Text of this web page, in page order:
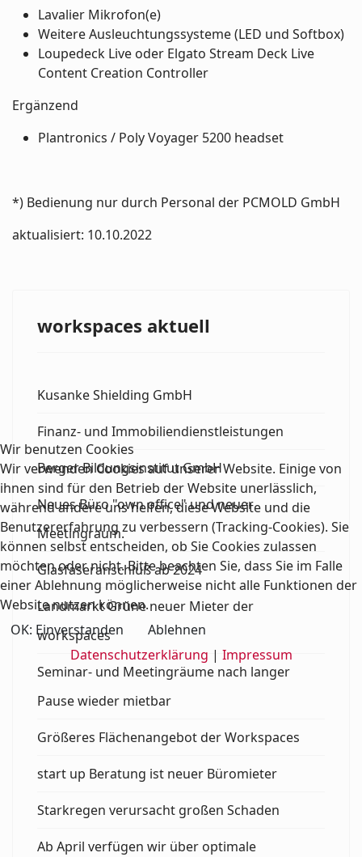
Lavalier Mikrofon(e)
Weitere Ausleuchtungssysteme (LED und Softbox)
Loupedeck Live oder Elgato Stream Deck Live
Content Creation Controller
Ergänzend
Plantronics / Poly Voyager 5200 headset
*) Bedienung nur durch Personal der PCMOLD GmbH
aktualisiert: 10.10.2022
workspaces aktuell
Kusanke Shielding GmbH
Finanz- und Immobiliendienstleistungen
Berger Bildungsinstitut GmbH
Neues Büro "own office" und neuer
Meetingraum.
Glasfaseranschluß ab 2024
Landmarkt Grüne neuer Mieter der
workspaces
Seminar- und Meetingräume nach langer
Pause wieder mietbar
Größeres Flächenangebot der Workspaces
start up Beratung ist neuer Büromieter
Starkregen verursacht großen Schaden
Ab April verfügen wir über optimale
Wir benutzen Cookies
Wir verwenden Cookies auf unserer Website. Einige von
ihnen sind für den Betrieb der Website unerlässlich,
während andere uns helfen, diese Website und die
Benutzererfahrung zu verbessern (Tracking-Cookies). Sie
können selbst entscheiden, ob Sie Cookies zulassen
möchten oder nicht. Bitte beachten Sie, dass Sie im Falle
einer Ablehnung möglicherweise nicht alle Funktionen der
Website nutzen können.
OK: Einverstanden
Ablehnen
Datenschutzerklärung | Impressum